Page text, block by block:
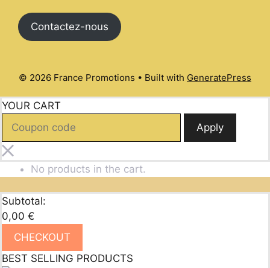
Contactez-nous
© 2026 France Promotions • Built with GeneratePress
YOUR CART
Apply
No products in the cart.
Subtotal:
0,00 €
CHECKOUT
BEST SELLING PRODUCTS